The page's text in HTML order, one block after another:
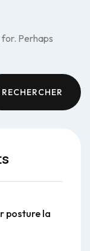
for. Perhaps
posture la